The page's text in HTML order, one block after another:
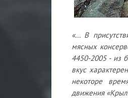
«... В
мясных
4450-2005 - из
вкус
некоторе
движения